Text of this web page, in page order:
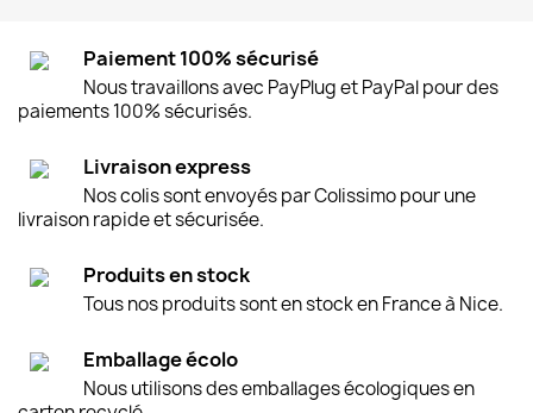
Paiement 100% sécurisé
Nous travaillons avec PayPlug et PayPal pour des
paiements 100% sécurisés.
Livraison express
Nos colis sont envoyés par Colissimo pour une
livraison rapide et sécurisée.
Produits en stock
Tous nos produits sont en stock en France à Nice.
Emballage écolo
Nous utilisons des emballages écologiques en